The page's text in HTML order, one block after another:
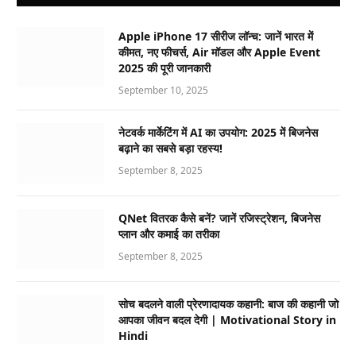
Apple iPhone 17 सीरीज लॉन्च: जानें भारत में
कीमत, नए फीचर्स, Air मॉडल और Apple Event
2025 की पूरी जानकारी
September 10, 2025
नेटवर्क मार्केटिंग में AI का उपयोग: 2025 में बिजनेस
बढ़ाने का सबसे बड़ा रहस्य!
September 8, 2025
QNet वितरक कैसे बनें? जानें रजिस्ट्रेशन, बिजनेस
प्लान और कमाई का तरीका
September 8, 2025
सोच बदलने वाली प्रेरणादायक कहानी: बाज की कहानी जो
आपका जीवन बदल देगी | Motivational Story in
Hindi